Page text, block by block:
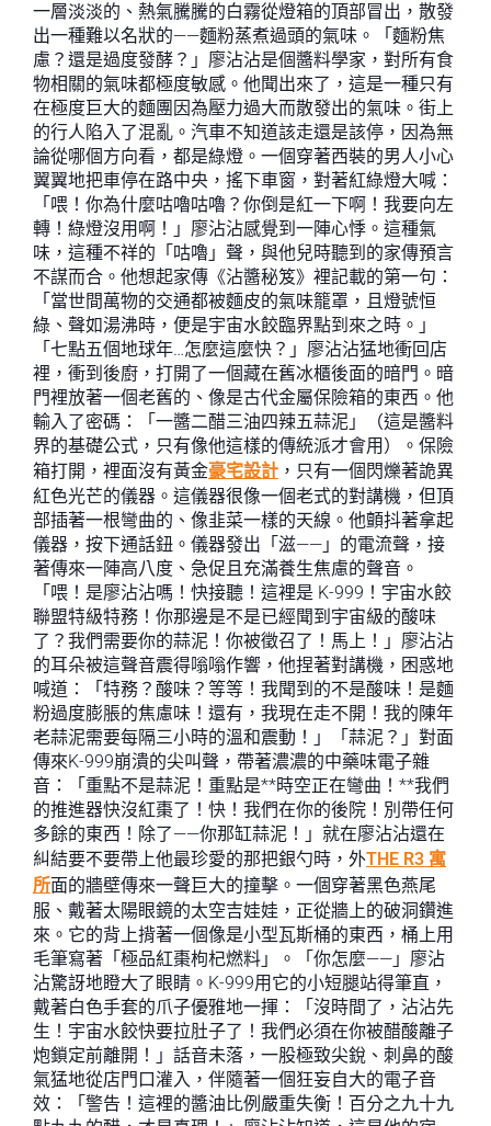
一層淡淡的、熱氣騰騰的白霧從燈箱的頂部冒出，散發
出一種難以名狀的——麵粉蒸煮過頭的氣味。「麵粉焦
慮？還是過度發酵？」廖沾沾是個醬料學家，對所有食
物相關的氣味都極度敏感。他聞出來了，這是一種只有
在極度巨大的麵團因為壓力過大而散發出的氣味。街上
的行人陷入了混亂。汽車不知道該走還是該停，因為無
論從哪個方向看，都是綠燈。一個穿著西裝的男人小心
翼翼地把車停在路中央，搖下車窗，對著紅綠燈大喊：
「喂！你為什麼咕嚕咕嚕？你倒是紅一下啊！我要向左
轉！綠燈沒用啊！」廖沾沾感覺到一陣心悸。這種氣
味，這種不祥的「咕嚕」聲，與他兒時聽到的家傳預言
不謀而合。他想起家傳《沾醬秘笈》裡記載的第一句：
「當世間萬物的交通都被麵皮的氣味籠罩，且燈號恒
綠、聲如湯沸時，便是宇宙水餃臨界點到來之時。」
「七點五個地球年…怎麼這麼快？」廖沾沾猛地衝回店
裡，衝到後廚，打開了一個藏在舊冰櫃後面的暗門。暗
門裡放著一個老舊的、像是古代金屬保險箱的東西。他
輸入了密碼：「一醬二醋三油四辣五蒜泥」（這是醬料
界的基礎公式，只有像他這樣的傳統派才會用）。保險
箱打開，裡面沒有黃金豪宅設計 ，只有一個閃爍著詭異
紅色光芒的儀器。這儀器很像一個老式的對講機，但頂
部插著一根彎曲的、像韭菜一樣的天線。他顫抖著拿起
儀器，按下通話鈕。儀器發出「滋——」的電流聲，接
著傳來一陣高八度、急促且充滿養生焦慮的聲音。
「喂！是廖沾沾嗎！快接聽！這裡是 K-999！宇宙水餃
聯盟特級特務！你那邊是不是已經聞到宇宙級的酸味
了？我們需要你的蒜泥！你被徵召了！馬上！」廖沾沾
的耳朵被這聲音震得嗡嗡作響，他捏著對講機，困惑地
喊道：「特務？酸味？等等！我聞到的不是酸味！是麵
粉過度膨脹的焦慮味！還有，我現在走不開！我的陳年
老蒜泥需要每隔三小時的溫和震動！」「蒜泥？」對面
傳來K-999崩潰的尖叫聲，帶著濃濃的中藥味電子雜
音：「重點不是蒜泥！重點是**時空正在彎曲！**我們
的推進器快沒紅棗了！快！我們在你的後院！別帶任何
多餘的東西！除了——你那缸蒜泥！」就在廖沾沾還在
糾結要不要帶上他最珍愛的那把銀勺時，外THE R3 寓
所面的牆壁傳來一聲巨大的撞擊。一個穿著黑色燕尾
服、戴著太陽眼鏡的太空吉娃娃，正從牆上的破洞鑽進
來。它的背上揹著一個像是小型瓦斯桶的東西，桶上用
毛筆寫著「極品紅棗枸杞燃料」。「你怎麼——」廖沾
沾驚訝地瞪大了眼睛。K-999用它的小短腿站得筆直，
戴著白色手套的爪子優雅地一揮：「沒時間了，沾沾先
生！宇宙水餃快要拉肚子了！我們必須在你被醋酸離子
炮鎖定前離開！」話音未落，一股極致尖銳、刺鼻的酸
氣猛地從店門口灌入，伴隨著一個狂妄自大的電子音
效：「警告！這裡的醬油比例嚴重失衡！百分之九十九